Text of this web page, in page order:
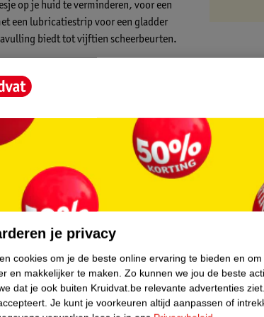
op je huid te verminderen, voor een
een lubricatiestrip voor een gladder
biedt tot vijftien scheerbeurten.
je huid voorbereidt op het scheren en het
gladde scheerbeurt
een comfortabele en gladde
je privacy
cookies om je de beste online ervaring te bieden en
en makkelijker te maken. Zo kunnen we jou de beste
dat je ook buiten Kruidvat.be relevante advertenties ziet.
Je kunt je voorkeuren altijd aanpassen of